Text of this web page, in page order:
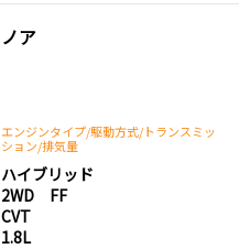
ノア
エンジンタイプ/駆動方式/トランスミッ
ション/排気量
ハイブリッド
2WD FF
CVT
1.8L